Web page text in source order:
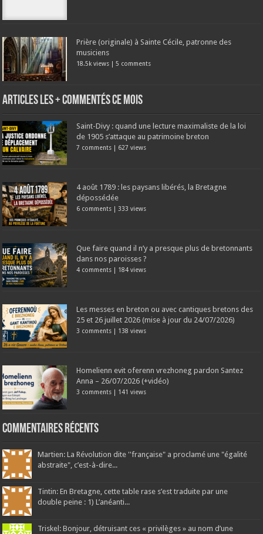
Prière (originale) à Sainte Cécile, patronne des
musiciens
18.5k views |5 comments
Articles les + commentés ce mois
Saint-Divy : quand une lecture maximaliste de la loi
de 1905 s’attaque au patrimoine breton
7 comments | 627 views
4 août 1789 : les paysans libérés, la Bretagne
dépossédée
6 comments | 333 views
Que faire quand il n’y a presque plus de bretonnants
dans nos paroisses ?
4 comments | 184 views
Les messes en breton ou avec cantiques bretons des
25 et 26 juillet 2026 (mise à jour du 24/07/2026)
3 comments | 138 views
Homelienn evit oferenn vrezhoneg pardon Santez
Anna – 26/07/2026 (+vidéo)
3 comments | 141 views
Commentaires récents
Martien: La Révolution dite ''française" a proclamé une "égalité
abstraite", c’est-à-dire...
Tintin: En Bretagne, cette table rase s’est traduite par une
double peine : 1) L’anéanti...
Triskel: Bonjour, détruisant ces « privilèges » au nom d’une